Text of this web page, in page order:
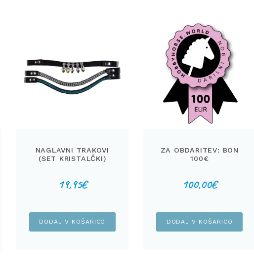
NAGLAVNI TRAKOVI
(SET KRISTALČKI)
19,95€
DODAJ V KOŠARICO
ZA OBDARITEV: BON
100€
100,00€
DODAJ V KOŠARICO